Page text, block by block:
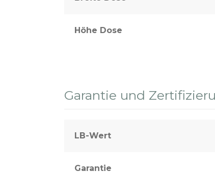
Höhe Dose
Garantie und
LB-Wert
Garantie